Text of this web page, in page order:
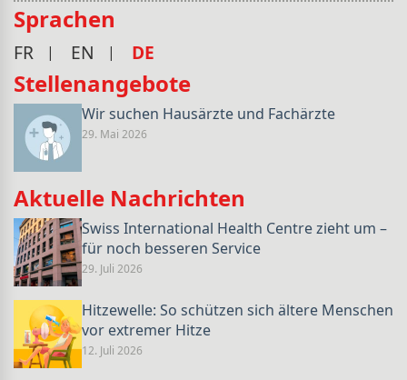
Sprachen
FR EN DE
Stellenangebote
Wir suchen Hausärzte und Fachärzte
29. Mai 2026
Aktuelle Nachrichten
Swiss International Health Centre zieht um –
für noch besseren Service
29. Juli 2026
Hitzewelle: So schützen sich ältere Menschen
vor extremer Hitze
12. Juli 2026